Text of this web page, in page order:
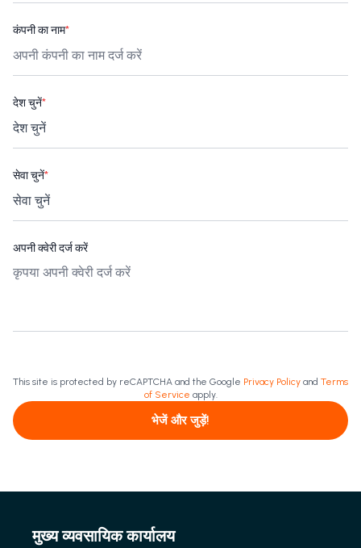
कंपनी का नाम*
देश चुनें*
सेवा चुनें*
अपनी क्वेरी दर्ज करें
This site is protected by reCAPTCHA and the Google Privacy Policy and Terms
of Service apply.
भेजें और जुड़ें!
मुख्य व्यवसायिक कार्यालय